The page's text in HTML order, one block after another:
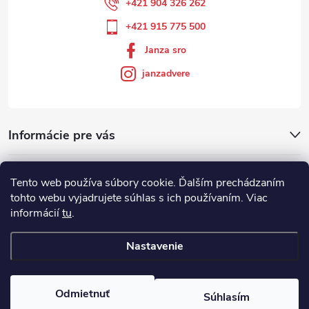
Tento web používa súbory cookie. Ďalším prechádzaním
tohto webu vyjadrujete súhlas s ich používaním. Viac
informáciítu.
Nastavenie
Odmietnuť Súhlasím
Informácie pre vás
+421 904 326 262
+421 915 775 500
Janza sro
janzadvere
Showroom
. Všetky práva vyhradené.